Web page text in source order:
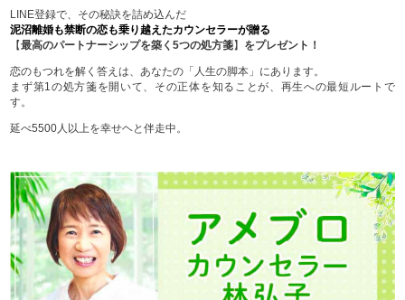
LINE登録で、その秘訣を詰め込んだ
泥沼離婚も禁断の恋も乗り越えたカウンセラーが贈る
【最高のパートナーシップを築く5つの処方箋】 をプレゼント！
恋のもつれを解く答えは、あなたの「人生の脚本」にあります。
まず第1の処方箋を開いて、その正体を知ることが、再生への最短ルートで
す。
延べ5500人以上を幸せヘと伴走中。